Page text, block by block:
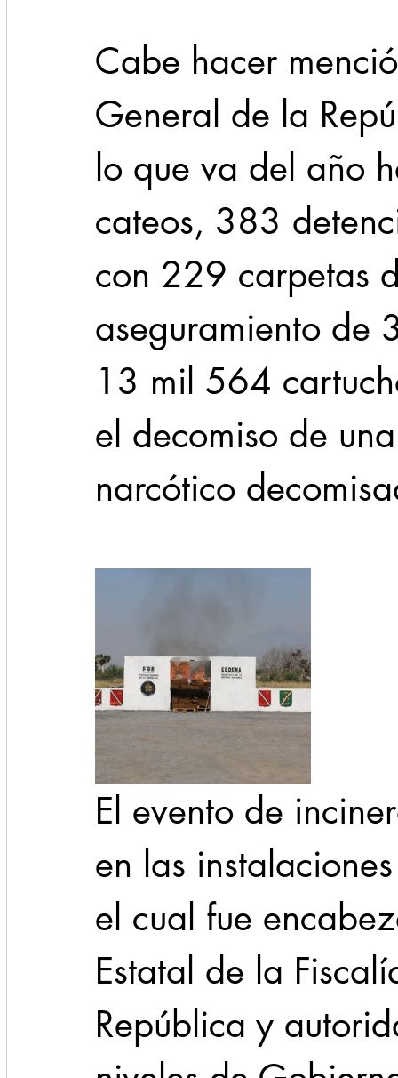
Cabe hacer
General de la
lo que va del año
cateos, 383
con 229 carpetas
aseguramiento de
13 mil 564
el decomiso de
narcótico
El evento de
en las
el cual fue
Estatal de la
República y